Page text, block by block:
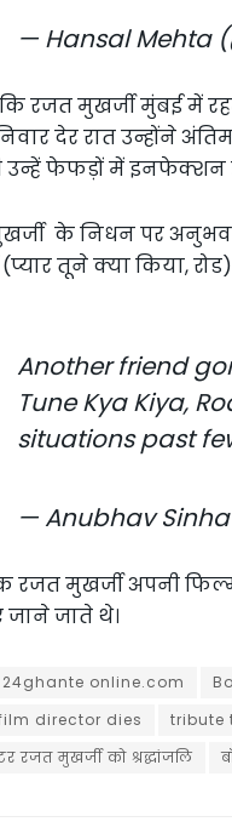
— Hansal Mehta
रजत मुखर्जी मुंबई में
देर रात उन्होंने
उन्हें फेफड़ों में इनफेक्शन
के निधन पर अनुभव
(प्यार तूने क्या किया,
Another friend
Tune Kya Kiya,
situations past
— Anubhav
रजत मुखर्जी अपनी
जाते थे।
24ghante online.com
director dies
tribute
रजत मुखर्जी को श्रद्धांजलि